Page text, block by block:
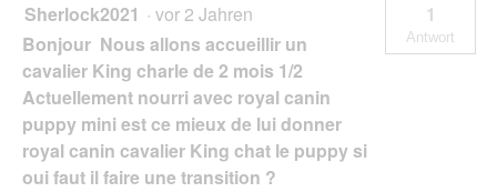
Sherlock2021 · vor 2 Jahren
Bonjour Nous allons accueillir un
cavalier King charle de 2 mois 1/2
Actuellement nourri avec royal canin
puppy mini est ce mieux de lui donner
royal canin cavalier King chat le puppy si
oui faut il faire une transition ?
1
Antwort